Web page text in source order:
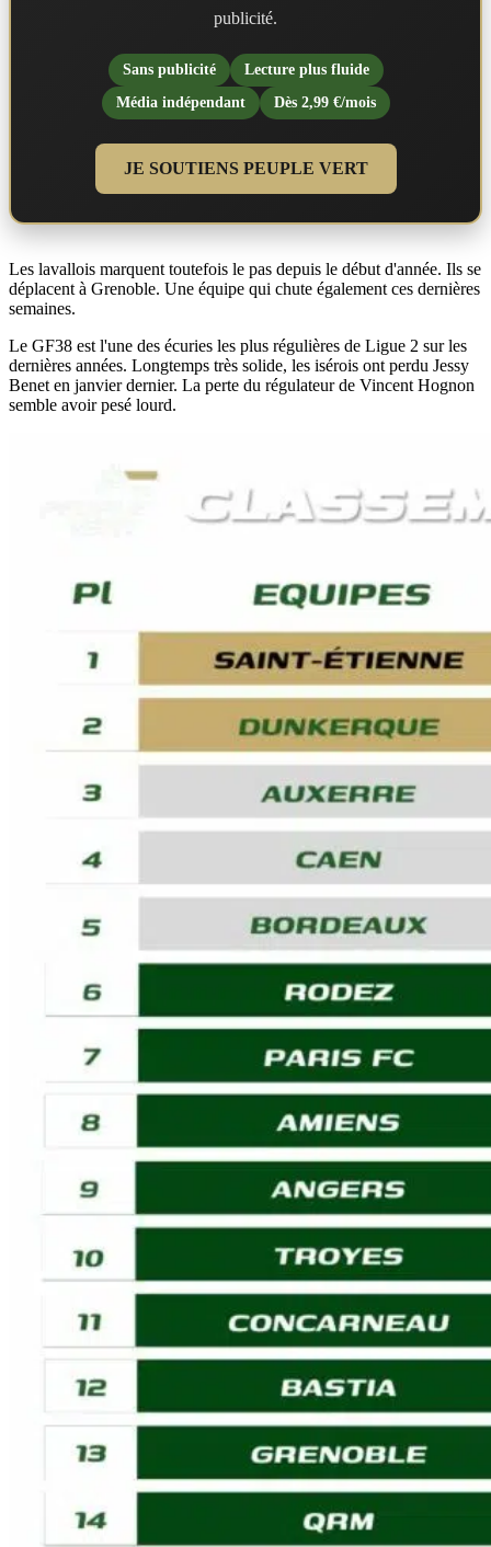
publicité.
Sans publicité
Lecture plus fluide
Média indépendant
Dès 2,99 €/mois
JE SOUTIENS PEUPLE VERT
Les lavallois marquent toutefois le pas depuis le début d'année. Ils se
déplacent à Grenoble. Une équipe qui chute également ces dernières
semaines.
Le GF38 est l'une des écuries les plus régulières de Ligue 2 sur les
dernières années. Longtemps très solide, les isérois ont perdu Jessy
Benet en janvier dernier. La perte du régulateur de Vincent Hognon
semble avoir pesé lourd.